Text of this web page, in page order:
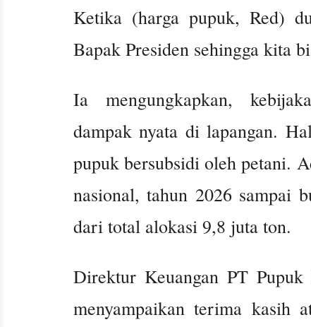
Ketika (harga pupuk, Red)
Bapak Presiden sehingga kita
Ia mengungkapkan,
dampak nyata di lapangan.
pupuk bersubsidi oleh petani.
nasional, tahun 2026 sampai
dari total alokasi 9,8 juta ton.
Direktur Keuangan PT
menyampaikan terima kasih